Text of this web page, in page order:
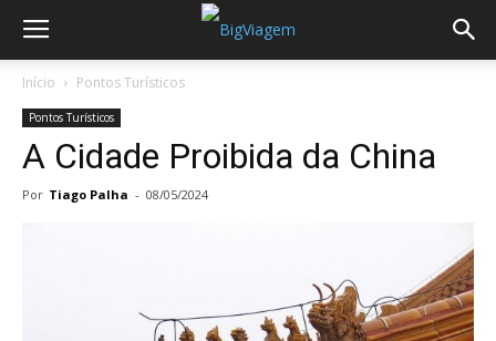
Início Pontos Turísticos
Pontos Turísticos
A Cidade Proibida da China
Por Tiago Palha - 08/05/2024